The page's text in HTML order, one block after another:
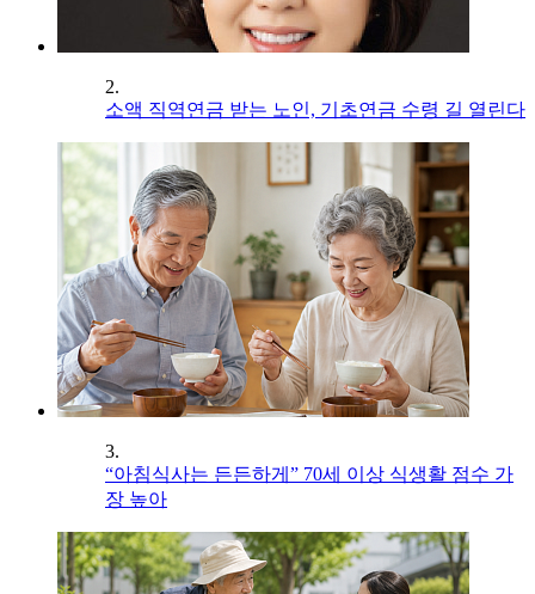
2.
소액 직역연금 받는 노인, 기초연금 수령 길 열린다
3.
“아침식사는 든든하게” 70세 이상 식생활 점수 가
장 높아